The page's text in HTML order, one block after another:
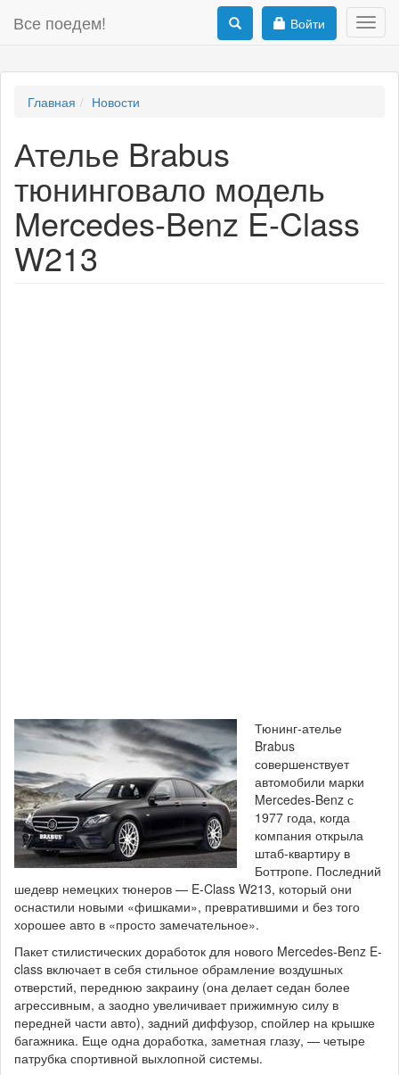
Все поедем! Войти
Главная Новости
Ателье Brabus
тюнинговало модель
Mercedes-Benz E-Class
W213
Тюнинг-ателье
Brabus
совершенствует
автомобили марки
Mercedes-Benz с
1977 года, когда
компания открыла
штаб-квартиру в
Боттропе. Последний
шедевр немецких тюнеров — E-Class W213, который они
оснастили новыми «фишками», превратившими и без того
хорошее авто в «просто замечательное».
Пакет стилистических доработок для нового Mercedes-Benz E-
class включает в себя стильное обрамление воздушных
отверстий, переднюю закраину (она делает седан более
агрессивным, а заодно увеличивает прижимную силу в
передней части авто), задний диффузор, спойлер на крышке
багажника. Еще одна доработка, заметная глазу, — четыре
патрубка спортивной выхлопной системы.